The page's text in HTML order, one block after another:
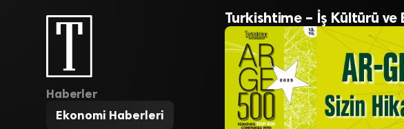
Haberler
Ekonomi Haberleri
Turkishtime – İş Kültürü ve